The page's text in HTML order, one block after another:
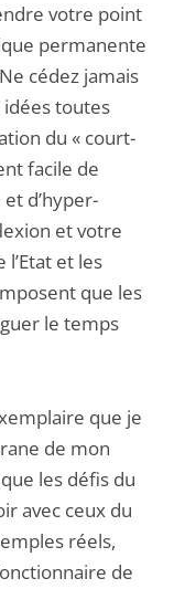
votre point
permanente
cédez jamais
toutes
du « court-
facile de
d’hyper-
et votre
et les
que les
le temps
que je
de mon
les défis du
avec ceux du
réels,
de